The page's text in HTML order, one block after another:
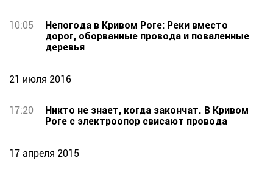
10:05
Непогода в Кривом Роге: Реки вместо
дорог, оборванные провода и поваленные
деревья
21 июля 2016
17:20
Никто не знает, когда закончат. В Кривом
Роге с электроопор свисают провода
17 апреля 2015